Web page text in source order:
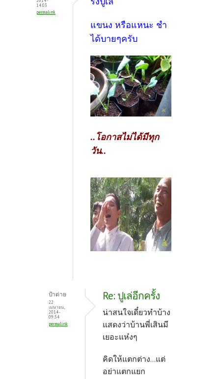
14:03
permalink
แขนง หรือแหนะ ชำ
ได้บายๆครับ
..โอกาสไม่ได้มีทุก
วัน..
ป้าต่าย
22
เมษายน,
2014 -
09:34
permalink
Re: ปูเล่อีกครั้ง
น่าสนใจเดี๋ยวทำบ้าง
แสดงว่าบ้านพี่เสินมี
เยอะแห๋งๆ
คิดให้แตกต่าง...แต่
อย่าแตกแยก